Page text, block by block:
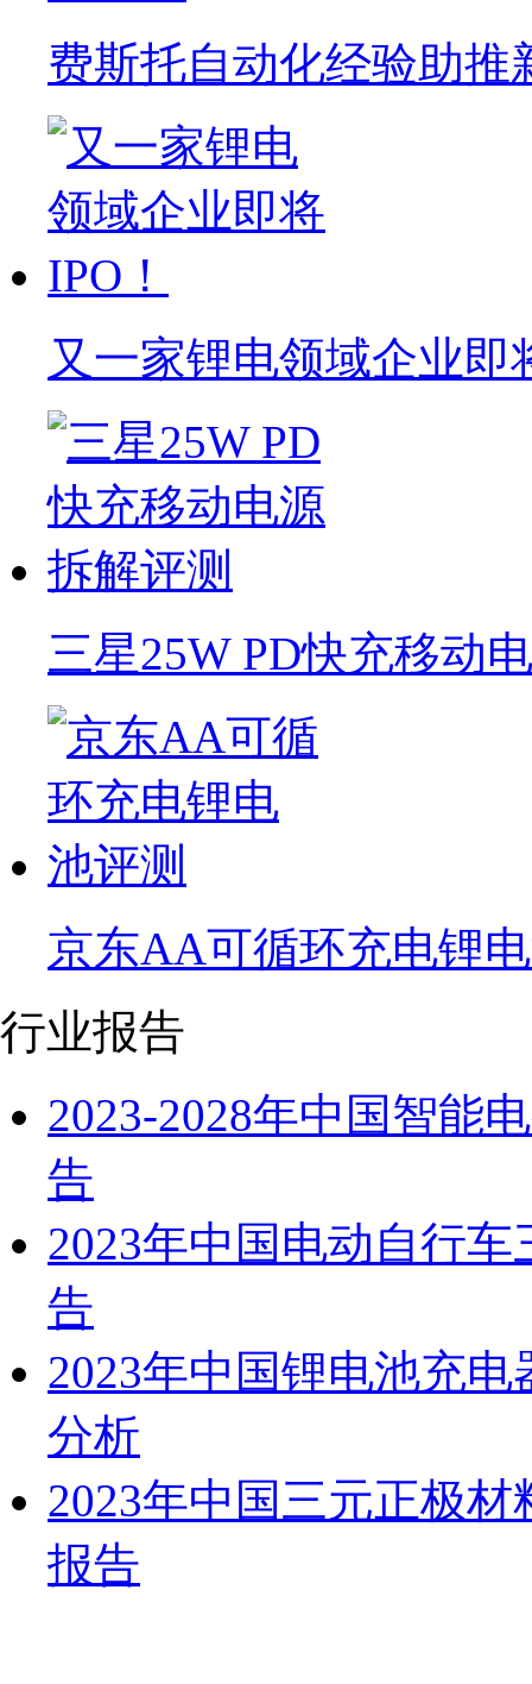
费斯托自动化经验助推
又一家锂电领域企业即
三星25W PD快充移动
京东AA可循环充电锂
行业报告
2023-2028年中国智能
告
2023年中国电动自行
告
2023年中国锂电池充
分析
2023年中国三元正极
报告